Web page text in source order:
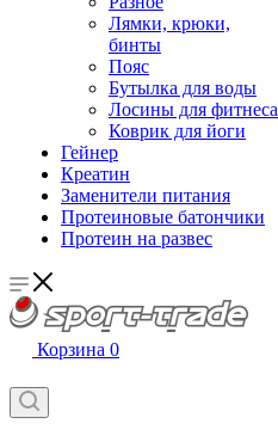
Лямки, крюки,
бинты
Пояс
Бутылка для воды
Лосины для фитнеса
Коврик для йоги
Гейнер
Креатин
Заменители питания
Протеиновые батончики
Протеин на развес
Корзина 0